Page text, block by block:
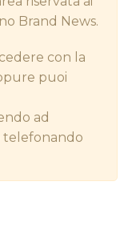
Brand News.
con la
puoi
ad
telefonando